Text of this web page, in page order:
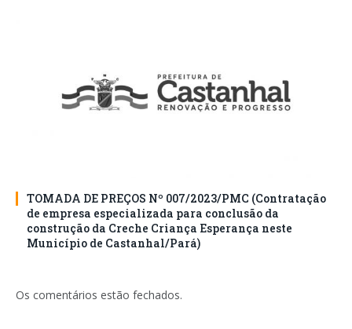
TOMADA DE PREÇOS Nº 007/2023/PMC (Contratação
de empresa especializada para conclusão da
construção da Creche Criança Esperança neste
Município de Castanhal/Pará)
Os comentários estão fechados.